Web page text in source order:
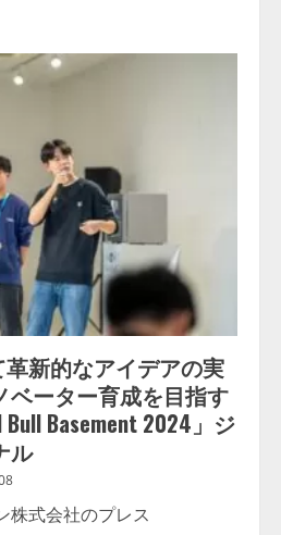
新的なアイデアの実
ベーター育成を目指す
Basement 2024」ジ
ル
株式会社のプレス